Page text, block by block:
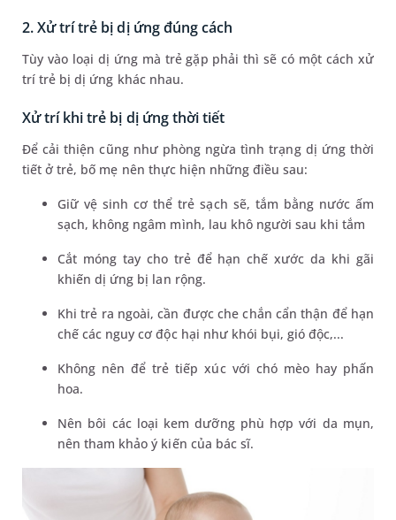
2. Xử trí trẻ bị dị ứng đúng cách
Tùy vào loại dị ứng mà trẻ gặp phải thì sẽ có một cách xử
trí trẻ bị dị ứng khác nhau.
Xử trí khi trẻ bị dị ứng thời tiết
Để cải thiện cũng như phòng ngừa tình trạng dị ứng thời
tiết ở trẻ, bố mẹ nên thực hiện những điều sau:
Giữ vệ sinh cơ thể trẻ sạch sẽ, tắm bằng nước ấm
sạch, không ngâm mình, lau khô người sau khi tắm
Cắt móng tay cho trẻ để hạn chế xước da khi gãi
khiến dị ứng bị lan rộng.
Khi trẻ ra ngoài, cần được che chắn cẩn thận để hạn
chế các nguy cơ độc hại như khói bụi, gió độc,...
Không nên để trẻ tiếp xúc với chó mèo hay phấn
hoa.
Nên bôi các loại kem dưỡng phù hợp với da mụn,
nên tham khảo ý kiến của bác sĩ.